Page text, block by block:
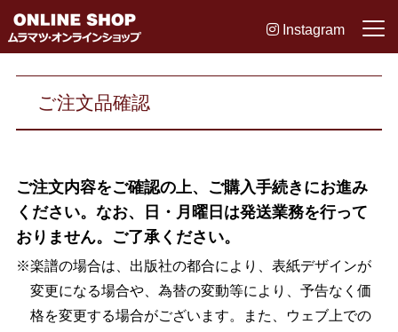
Instagram
ご注文品確認
ご注文内容をご確認の上、ご購入手続きにお進み
ください。なお、日・月曜日は発送業務を行って
おりません。ご了承ください。
※楽譜の場合は、出版社の都合により、表紙デザインが
変更になる場合や、為替の変動等により、予告なく価
格を変更する場合がございます。また、ウェブ上での